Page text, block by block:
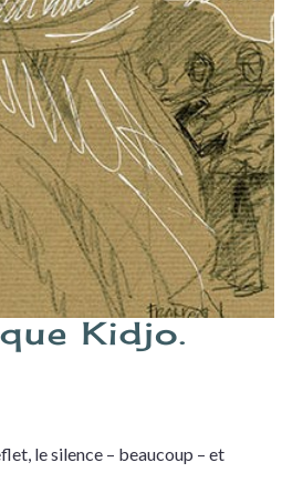
Kidjo.
le silence – beaucoup – et